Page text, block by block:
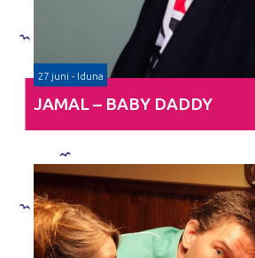
27 juni - Iduna
JAMAL – BABY DADDY